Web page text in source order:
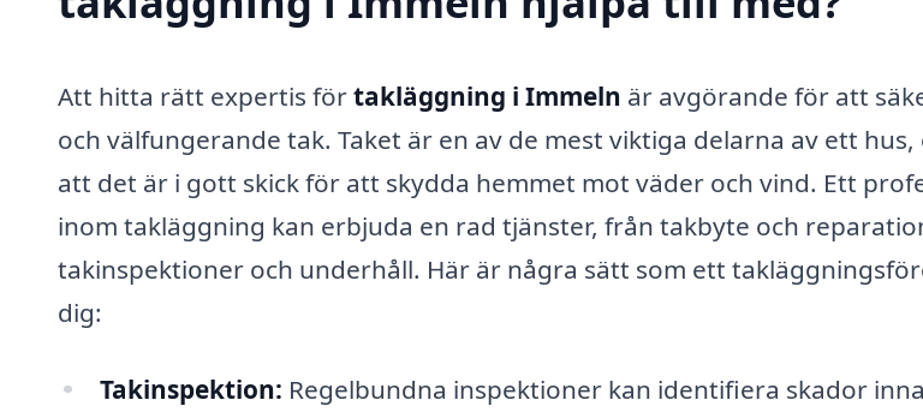
Att hitta rätt expertis förtakläggning i Immeln är avgörande för att
och välfungerande tak. Taket är en av de mest viktiga delarna av ett
att det är i gott skick för att skydda hemmet mot väder och vind. Ett
inom takläggning kan erbjuda en rad tjänster, från takbyte och
takinspektioner och underhåll. Här är några sätt som ett
dig:
Takinspektion: Regelbundna inspektioner kan identifiera skador